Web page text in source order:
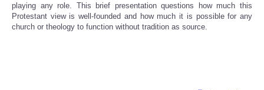
playing any role. This brief presentation questions how much this
Protestant view is well-founded and how much it is possible for any
church or theology to function without tradition as source.